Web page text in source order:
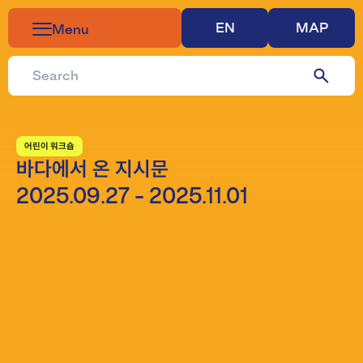
Menu EN MAP
어린이 워크숍​​​​‌ ‍ ​‍​‍‌‍ ‌ ​‍‌‍‍‌‌‍‌ ‌‍‍‌‌‍ ‍​‍​‍​ ‍‍​‍​‍‌ ​ ‌‍​‌‌‍ ‍‌‍‍‌‌ ‌​‌ ‍‌​‍ ‍‌‍‍‌‌‍ ​‍​‍​‍ ​​‍​‍‌‍‍​‌ ​‍‌‍‌‌‌‍‌‍​‍​‍​ ‍‍​‍​‍‌‍‍​‌ ‌​‌ ‌​‌ ​​‌ ​ ​ ‍‍​‍ ​‍ ‌ ​ ‌‍​‌‌‍‌‍​ ​‍​ ​​​ ​‍​ ‌‌​‍ ‍‌ ​ ‌‍​‌‌‍ ‍‌‍‍‌‌ ‌​‌ ‍‌​‍ ‍‌ ​ ‌ ‌​‌ ‌‌‌‍‌​‌‍‍‌‌‍ ​‍ ‌‍‍‌‌‍ ‍‌ ‌​‌‍‌‌‌‍ ‍‌ ‌​​‍ ‌‍‌‌‌‍‌​‌‍‍‌‌ ‌​​‍ ‌‍ ‌‌‍ ‌‍‌​‌‍‌‌​ ‌‌ ​​‌ ​‍‌‍‌‌‌ ​ ‌‍‌‌‌‍ ‍‌ ‌​‌‍​‌‌ ‌​‌‍‍‌‌‍ ‌‍ ‍​ ‍ ‌‍‍‌‌‍‌​​ ‌​ ‌​‌‍‌‍​ ‌​‌‍‌‍​ ​ ​ ‌ ​ ​‍​ ‌‌​‍ ‌​ ‌‍‌‍‌‌​ ‌‌​ ‌ ​‍ ‌​ ‌​​ ‌ ‌‍​ ​ ​​​‍ ‌‌‍​‌‌‍​‍‌‍‌‍‌‍‌‌​‍ ‌​ ‌ ‌‍‌‌​ ​​​ ‌ ​ ‌‍‌‍‌‌‌‍​ ‌‍‌​‌‍‌‌‌‍‌‌‌‍‌‌‌‍​ ​ ‍ ‌ ‌​‌ ‍‌‌ ​​‌‍‌‌​ ‌‌ ​​‌ ​‍‌‍ ‌‍‌ ‌ ​‍‌‍​‌‌‍ ‌‌‌‌​‌‍​‌‌‍‌ ​ ‍ ‌ ​​‌‍​‌‌ ‌​‌‍‍​​ ‌‌‍ ‍‌‍​‌‌‍ ‌‌‍‌‌​ ‌‍​‍‌‍​‌‌ ​ ‌‍‌‌‌‌‌‌‌ ​‍‌‍ ​​ ‌‌‍‍​‌ ‌​‌ ‌​‌ ​​‌ ​ ​‍‌‌​ ​ ‌​​‌​‍‌‌​ ​‍‌​‌‍​‍‌‌​ ​‍‌​‌‍‌ ​ ‌‍​‌‌‍‌‍​ ​‍​ ​​​ ​‍​ ‌‌​‍ ‍‌ ​ ‌‍​‌‌‍ ‍‌‍‍‌‌ ‌​‌ ‍‌​‍ ‍‌ ​ ‌ ‌​‌ ‌‌‌‍‌​‌‍‍‌‌‍ ​‍‌‍‌‍‍‌‌‍‌​​ ‌​ ‌​‌‍‌‍​ ‌​‌‍‌‍​ ​ ​ ‌ ​ ​‍​ ‌‌​‍ ‌​ ‌‍‌‍‌‌​ ‌‌​ ‌ ​‍ ‌​ ‌​​ ‌ ‌‍​ ​ ​​​‍ ‌‌‍​‌‌‍​‍‌‍‌‍‌‍‌‌​‍ ‌​ ‌ ‌‍‌‌​ ​​​ ‌ ​ ‌‍‌‍‌‌‌‍​ ‌‍‌​‌‍‌‌‌‍‌‌‌‍‌‌‌‍​ ​‍‌‍‌ ‌​‌ ‍‌‌ ​​‌‍‌‌​ ‌‌ ​​‌ ​‍‌‍ ‌‍‌ ‌ ​‍‌‍​‌‌‍ ‌‌‌‌​‌‍​‌‌‍‌ ​‍‌‍‌ ​​‌‍​‌‌ ‌​‌‍‍​​ ‌‌‍ ‍‌‍​‌‌‍ ‌‌‍‌‌​‍‌‍‌ ​​‌‍‌‌‌ ​‍‌ ​ ‌ ​​‌‍‌‌‌‍​ ‌ ‌​‌‍‍‌‌ ‌‍‌‍‌‌​ ‌‌ ​​‌ ‌‌‌‍​‍‌‍ ​‌‍‍‌‌ ​ ‌‍‍​‌‍‌‌‌‍‌​​‍​‍‌ ‌
바다에서 온 지시문​​​​‌ ‍ ​‍​‍‌‍ ‌ ​‍‌‍‍‌‌‍‌ ‌‍‍‌‌‍ ‍​‍​‍​ ‍‍​‍​‍‌ ​ ‌‍​‌‌‍ ‍‌‍‍‌‌ ‌​‌ ‍‌​‍ ‍‌‍‍‌‌‍ ​‍​‍​‍ ​​‍​‍‌‍‍​‌ ​‍‌‍‌‌‌‍‌‍​‍​‍​ ‍‍​‍​‍‌‍‍​‌ ‌​‌ ‌​‌ ​​‌ ​ ​ ‍‍​‍ ​‍ ‌ ​ ‌‍​‌‌‍‌‍​ ​‍​ ​​​ ​‍​ ‌‌​‍ ‍‌ ​ ‌‍​‌‌‍ ‍‌‍‍‌‌ ‌​‌ ‍‌​‍ ‍‌ ​ ‌ ‌​‌ ‌‌‌‍‌​‌‍‍‌‌‍ ​‍ ‌‍‍‌‌‍ ‍‌ ‌​‌‍‌‌‌‍ ‍‌ ‌​​‍ ‌‍‌‌‌‍‌​‌‍‍‌‌ ‌​​‍ ‌‍ ‌‌‍ ‌‍‌​‌‍‌‌​ ‌‌ ​​‌ ​‍‌‍‌‌‌ ​ ‌‍‌‌‌‍ ‍‌ ‌​‌‍​‌‌ ‌​‌‍‍‌‌‍ ‌‍ ‍​ ‍ ‌‍‍‌‌‍‌​​ ‌​ ​‌​ ​‌​ ​​​ ‍​​ ‍‌‌‍​‍​ ‌ ​ ​ ​‍ ‌​ ‍​​ ​ ‌‍‌​‌‍​ ​‍ ‌​ ‌​​ ​‍‌‍​‍​ ​​​‍ ‌​ ‍‌​ ‌‌​ ​​‌‍​‍​‍ ‌​ ​ ​ ‌‍​ ‌‌‌‍‌​​ ​‌‌‍​‌‌‍​‌​ ​‌​ ​​‌‍​ ‌‍‌‌‌‍‌​​ ‍ ‌ ‌​‌ ‍‌‌ ​​‌‍‌‌​ ‌‌ ​​‌ ​‍‌‍ ‌‍‌ ‌ ​‍‌‍​‌‌‍ ‌​ ‍ ‌ ​​‌‍​‌‌ ‌​‌‍‍​​ ‌‌‍ ‍‌‍​‌‌‍ ‌‌‍‌‌​ ‌‍​‍‌‍​‌‌ ​ ‌‍‌‌‌‌‌‌‌ ​‍‌‍ ​​ ‌‌‍‍​‌ ‌​‌ ‌​‌ ​​‌ ​ ​‍‌‌​ ​ ‌​​‌​‍‌‌​ ​‍‌​‌‍​‍‌‌​ ​‍‌​‌‍‌ ​ ‌‍​‌‌‍‌‍​ ​‍​ ​​​ ​‍​ ‌‌​‍ ‍‌ ​ ‌‍​‌‌‍ ‍‌‍‍‌‌ ‌​‌ ‍‌​‍ ‍‌ ​ ‌ ‌​‌ ‌‌‌‍‌​‌‍‍‌‌‍ ​‍‌‍‌‍‍‌‌‍‌​​ ‌​ ​‌​ ​‌​ ​​​ ‍​​ ‍‌‌‍​‍​ ‌ ​ ​ ​‍ ‌​ ‍​​ ​ ‌‍‌​‌‍​ ​‍ ‌​ ‌​​ ​‍‌‍​‍​ ​​​‍ ‌​ ‍‌​ ‌‌​ ​​‌‍​‍​‍ ‌​ ​ ​ ‌‍​ ‌‌‌‍‌​​ ​‌‌‍​‌‌‍​‌​ ​‌​ ​​‌‍​ ‌‍‌‌‌‍‌​​‍‌‍‌ ‌​‌ ‍‌‌ ​​‌‍‌‌​ ‌‌ ​​‌ ​‍‌‍ ‌‍‌ ‌ ​‍‌‍​‌‌‍ ‌​‍‌‍‌ ​​‌‍​‌‌ ‌​‌‍‍​​ ‌‌‍ ‍‌‍​‌‌‍ ‌‌‍‌‌​‍‌‍‌ ​​‌‍‌‌‌ ​‍‌ ​ ‌ ​​‌‍‌‌‌‍​ ‌ ‌​‌‍‍‌‌ ‌‍‌‍‌‌​ ‌‌ ​​‌ ‌‌‌‍​‍‌‍ ​‌‍‍‌‌ ​ ‌‍‍​‌‍‌‌‌‍‌​​‍​‍‌ ‌
2025.09.27 - 2025.11.01